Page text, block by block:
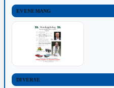
EVENEMANG
DIVERSE